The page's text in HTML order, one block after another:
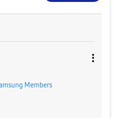
Members